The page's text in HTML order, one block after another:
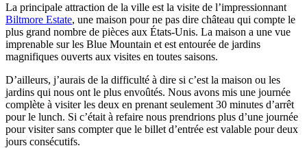
La principale attraction de la ville est la visite de l’impressionnant
Biltmore Estate, une maison pour ne pas dire château qui compte le
plus grand nombre de pièces aux États-Unis. La maison a une vue
imprenable sur les Blue Mountain et est entourée de jardins
magnifiques ouverts aux visites en toutes saisons.
D’ailleurs, j’aurais de la difficulté à dire si c’est la maison ou les
jardins qui nous ont le plus envoûtés. Nous avons mis une journée
complète à visiter les deux en prenant seulement 30 minutes d’arrêt
pour le lunch. Si c’était à refaire nous prendrions plus d’une journée
pour visiter sans compter que le billet d’entrée est valable pour deux
jours consécutifs.